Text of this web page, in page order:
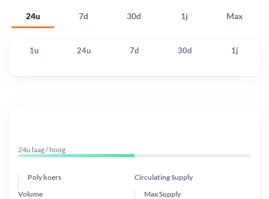
24u 7d 30d 1j Max
1u 24u 7d 30d 1j
24u laag / hoog
Poly koers Circulating Supply
Max Supply
Volume